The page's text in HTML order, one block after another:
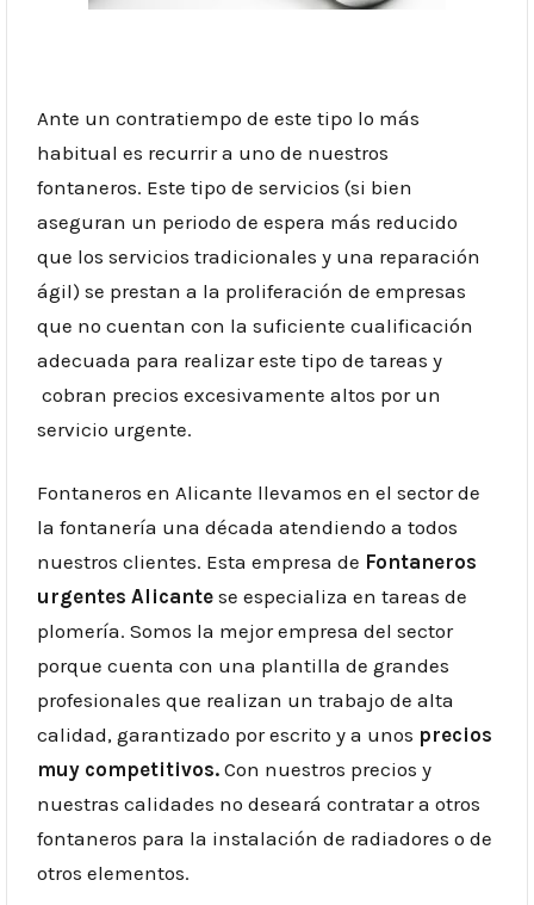
Ante un contratiempo de este tipo lo más
habitual es recurrir a uno de nuestros
fontaneros. Este tipo de servicios (si bien
aseguran un periodo de espera más reducido
que los servicios tradicionales y una reparación
ágil) se prestan a la proliferación de empresas
que no cuentan con la suficiente cualificación
adecuada para realizar este tipo de tareas y
cobran precios excesivamente altos por un
servicio urgente.
Fontaneros en Alicante llevamos en el sector de
la fontanería una década atendiendo a todos
nuestros clientes. Esta empresa de Fontaneros
urgentes Alicante se especializa en tareas de
plomería. Somos la mejor empresa del sector
porque cuenta con una plantilla de grandes
profesionales que realizan un trabajo de alta
calidad, garantizado por escrito y a unos precios
muy competitivos. Con nuestros precios y
nuestras calidades no deseará contratar a otros
fontaneros para la instalación de radiadores o de
otros elementos.